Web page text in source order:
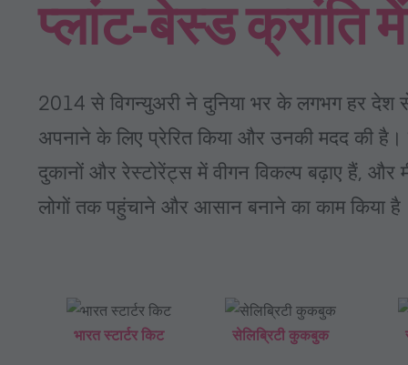
प्लांट-बेस्ड क्रांति
2014 से विगन्युअरी ने दुनिया भर के लगभग हर देश
अपनाने के लिए प्रेरित किया और उनकी मदद की
दुकानों और रेस्टोरेंट्स में वीगन विकल्प बढ़ाए हैं, और
लोगों तक पहुंचाने और आसान बनाने का काम किया
भारत स्टार्टर किट सेलिब्रिटी कुकबुक